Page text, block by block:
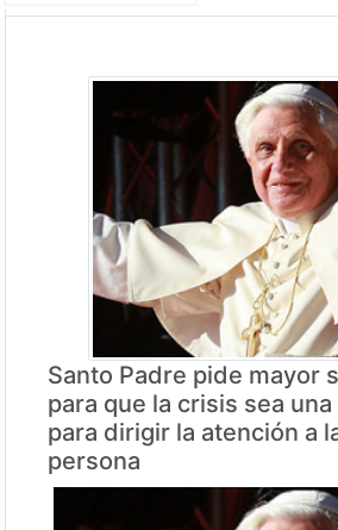
Santo Padre pide mayor
para que la crisis sea
para dirigir la atención a
persona